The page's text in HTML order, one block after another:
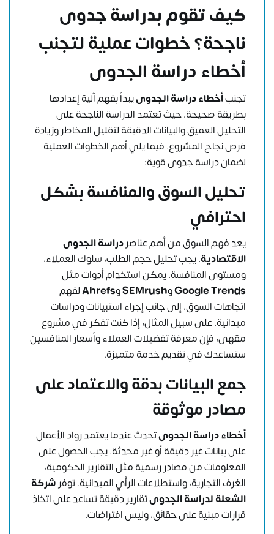
كيف تقوم بدراسة جدوى
ناجحة؟ خطوات عملية لتجنب
أخطاء دراسة الجدوى
تجنبأخطاء دراسة الجدوىيبدأ بفهم آلية إعدادها
بطريقة صحيحة، حيث تعتمد الدراسة الناجحة على
التحليل العميق والبيانات الدقيقة لتقليل المخاطر وزيادة
فرص نجاح المشروع. فيما يلي أهم الخطوات العملية
لضمان دراسة جدوى قوية:
تحليل السوق والمنافسة بشكل
احترافي
يعد فهم السوق من أهم عناصردراسة الجدوى
الاقتصادية. يجب تحليل حجم الطلب، سلوك العملاء،
ومستوى المنافسة. يمكن استخدام أدوات مثل
Google TrendsوSEMrushوAhrefsلفهم
اتجاهات السوق، إلى جانب إجراء استبيانات ودراسات
ميدانية. على سبيل المثال، إذا كنت تفكر في مشروع
مقهى، فإن معرفة تفضيلات العملاء وأسعار المنافسين
ستساعدك في تقديم خدمة متميزة.
جمع البيانات بدقة والاعتماد على
مصادر موثوقة
أخطاء دراسة الجدوىتحدث عندما يعتمد رواد الأعمال
على بيانات غير دقيقة أو غير محدثة. يجب الحصول على
المعلومات من مصادر رسمية مثل التقارير الحكومية،
الغرف التجارية، واستطلاعات الرأي الميدانية. توفر شركة
الشعلة لدراسة الجدوىتقارير دقيقة تساعد على اتخاذ
قرارات مبنية على حقائق، وليس افتراضات.